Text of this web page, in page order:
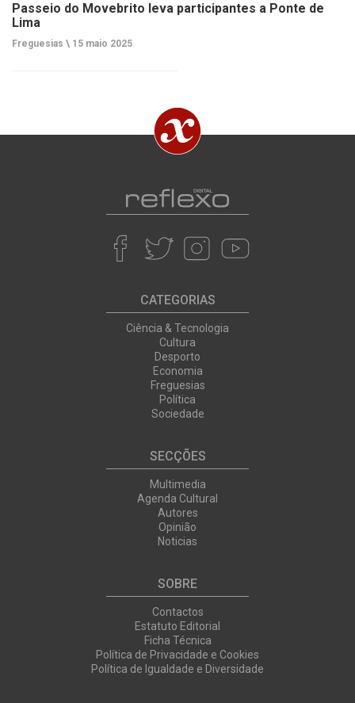
Passeio do Movebrito leva participantes a Ponte de
Lima
Freguesias \ 15 maio 2025
CATEGORIAS
Ciência & Tecnologia
Cultura
Desporto
Economia
Freguesias
Política
Sociedade
SECÇÕES
Multimedia
Agenda Cultural
Autores
Opinião
Noticias
SOBRE
Contactos
Estatuto Editorial
Ficha Técnica
Política de Privacidade e Cookies
Política de Igualdade e Diversidade